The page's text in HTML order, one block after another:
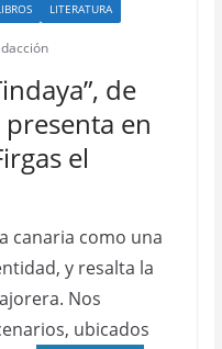
LITERATURA
de
en
el
canaria como una
y resalta la
Nos
ubicados